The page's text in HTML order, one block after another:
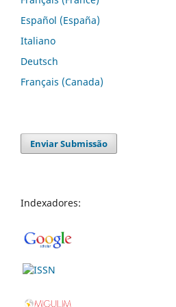
Español (España)
Italiano
Deutsch
Français (Canada)
Enviar Submissão
Indexadores: